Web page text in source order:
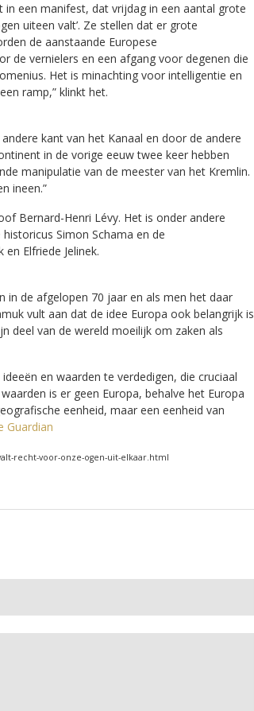
een manifest, dat vrijdag in een aantal grote
uiteen valt’. Ze stellen dat er grote
de aanstaande Europese
de vernielers en een afgang voor degenen die
Het is minachting voor intelligentie en
ramp,” klinkt het.
kant van het Kanaal en door de andere
in de vorige eeuw twee keer hebben
manipulatie van de meester van het Kremlin.
ineen.”
Bernard-Henri Lévy. Het is onder andere
Simon Schama en de
Elfriede Jelinek.
in de afgelopen 70 jaar en als men het daar
vult aan dat de idee Europa ook belangrijk is
deel van de wereld moeilijk om zaken als
en waarden te verdedigen, die cruciaal
is er geen Europa, behalve het Europa
eenheid, maar een eenheid van
Guardian
recht-voor-onze-ogen-uit-elkaar.html